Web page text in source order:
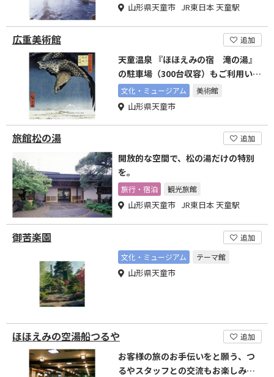
山形県天童市 JR東日本 天童駅
広重美術館 追加
天童温泉 『ほほえみの宿 滝の湯』
の駐車場（300台収容）もご利用いた
だけます。
文化・ミュージアム 美術館
山形県天童市
旅館松の湯 追加
開放的な空間で、松の湯だけの特別
を。
旅行・宿泊 観光旅館
山形県天童市 JR東日本 天童駅
御苦楽園
追加
文化・ミュージアム
テーマ館
山形県天童市
ほほえみの空湯船つるや 追加
お客様の旅のお手伝いをと願う、つ
るやスタッフとの交流もお楽しみ下